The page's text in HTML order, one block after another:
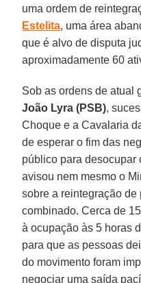
uma ordem de
Estelita, uma área
que é alvo de disputa
aproximadamente 60
Sob as ordens de atual
João Lyra (PSB),
Choque e a Cavalaria
de esperar o fim das
público para desocupar
avisou nem mesmo o
sobre a reintegração de
combinado. Cerca de
à ocupação às 5 horas
para que as pessoas
do movimento foram
negociar uma saída